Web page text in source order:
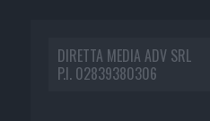
DIRETTA MEDIA ADV SRL
P.I. 02839380306